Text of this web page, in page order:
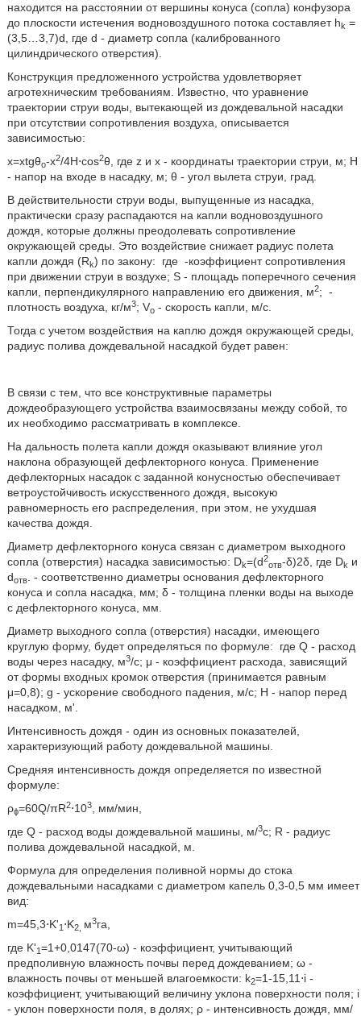
находится на расстоянии от вершины конуса (сопла) конфузора
до плоскости истечения водновоздушного потока составляет hk =
(3,5…3,7)d, где d - диаметр сопла (калиброванного
цилиндрического отверстия).
Конструкция предложенного устройства удовлетворяет
агротехническим требованиям. Известно, что уравнение
траектории струи воды, вытекающей из дождевальной насадки
при отсутствии сопротивления воздуха, описывается
зависимостью:
x=xtgθo-x2/4H⋅cos2θ, где z и х - координаты траектории струи, м; Н
- напор на входе в насадку, м; θ - угол вылета струи, град.
В действительности струи воды, выпущенные из насадка,
практически сразу распадаются на капли водновоздушного
дождя, которые должны преодолевать сопротивление
окружающей среды. Это воздействие снижает радиус полета
капли дождя (Rk) по закону: где -коэффициент сопротивления
при движении струи в воздухе; S - площадь поперечного сечения
капли, перпендикулярного направлению его движения, м2; -
плотность воздуха, кг/м3; Vo- скорость капли, м/с.
Тогда с учетом воздействия на каплю дождя окружающей среды,
радиус полива дождевальной насадкой будет равен:
В связи с тем, что все конструктивные параметры
дождеобразующего устройства взаимосвязаны между собой, то
их необходимо рассматривать в комплексе.
На дальность полета капли дождя оказывают влияние угол
наклона образующей дефлекторного конуса. Применение
дефлекторных насадок с заданной конусностью обеспечивает
ветроустойчивость искусственного дождя, высокую
равномерность его распределения, при этом, не ухудшая
качества дождя.
Диаметр дефлекторного конуса связан с диаметром выходного
сопла (отверстия) насадка зависимостью: Dk=(d2
отв-δ)2δ, где Dk и
dотв
. - соответственно диаметры основания дефлекторного
конуса и сопла насадка, мм; δ - толщина пленки воды на выходе
с дефлекторного конуса, мм.
Диаметр выходного сопла (отверстия) насадки, имеющего
круглую форму, будет определяться по формуле:
где Q - расход
воды через насадку, м3/с; μ - коэффициент расхода, зависящий
от формы входных кромок отверстия (принимается равным
μ=0,8); g - ускорение свободного падения, м/с; Н - напор перед
насадком, м'.
Интенсивность дождя - один из основных показателей,
характеризующий работу дождевальной машины.
Средняя интенсивность дождя определяется по известной
формуле:
ρϕ=60Q/πR2⋅103, мм/мин,
где Q - расход воды дождевальной машины, м/3с; R - радиус
полива дождевальной насадкой, м.
Формула для определения поливной нормы до стока
дождевальными насадками с диаметром капель 0,3-0,5 мм имеет
вид:
m=45,3⋅K'1 ⋅K2, м3га,
где K'1=1+0,0147(70-ω) - коэффициент, учитывающий
предполивную влажность почвы перед дождеванием; ω -
влажность почвы от меньшей влагоемкости: k2=1-15,11⋅i -
коэффициент, учитывающий величину уклона поверхности поля; i
- уклон поверхности поля, в долях; ρ - интенсивность дождя, мм/